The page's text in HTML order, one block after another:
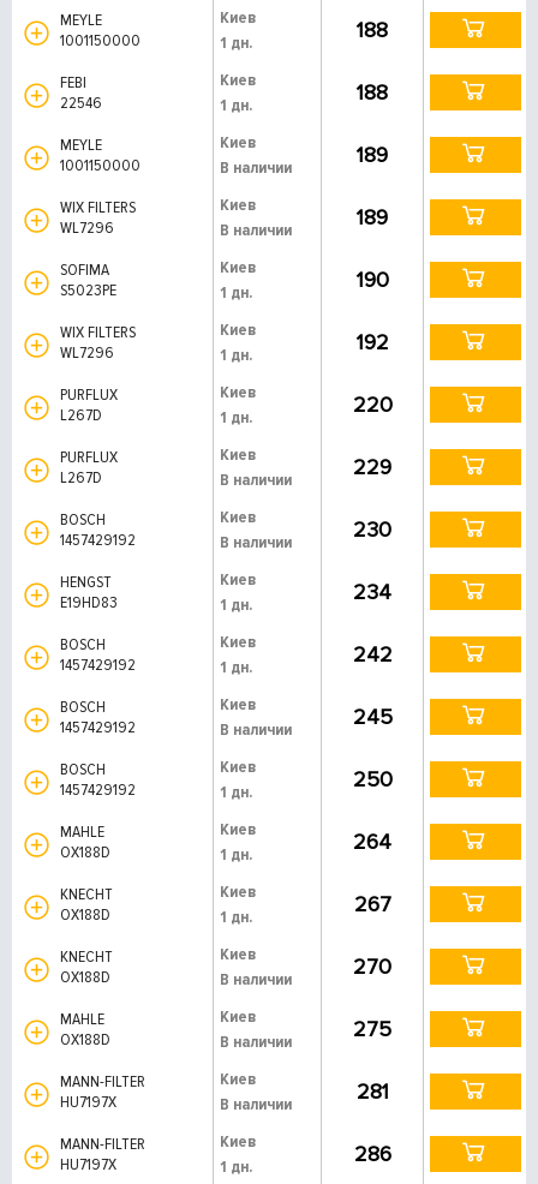
MEYLE
1001150000
Киев
1 дн.
188
FEBI
22546
Киев
1 дн.
188
MEYLE
1001150000
Киев
В наличии
189
WIX FILTERS
WL7296
Киев
В наличии
189
SOFIMA
S5023PE
Киев
1 дн.
190
WIX FILTERS
WL7296
Киев
1 дн.
192
PURFLUX
L267D
Киев
1 дн.
220
PURFLUX
L267D
Киев
В наличии
229
BOSCH
1457429192
Киев
В наличии
230
HENGST
E19HD83
Киев
1 дн.
234
BOSCH
1457429192
Киев
1 дн.
242
BOSCH
1457429192
Киев
В наличии
245
BOSCH
1457429192
Киев
1 дн.
250
MAHLE
OX188D
Киев
1 дн.
264
KNECHT
OX188D
Киев
1 дн.
267
KNECHT
OX188D
Киев
В наличии
270
MAHLE
OX188D
Киев
В наличии
275
MANN-FILTER
HU7197X
Киев
В наличии
281
MANN-FILTER
HU7197X
Киев
1 дн.
286